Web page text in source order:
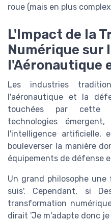
roue (mais en plus
L'Impact de la
Numérique sur
l'Aéronautique
Les industries
l'aéronautique et la
touchées par cette
technologies
l'intelligence
bouleverser la manière
équipements de défense
Un grand philosophe
suis'. Cependant, si
transformation
dirait 'Je m'adapte donc je